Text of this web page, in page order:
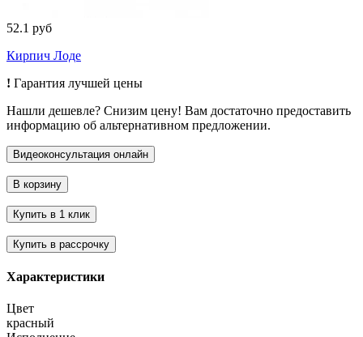
52.1 руб
Кирпич Лоде
! Гарантия лучшей цены
Нашли дешевле? Снизим цену! Вам достаточно предоставить
информацию об альтернативном предложении.
Характеристики
Цвет
красный